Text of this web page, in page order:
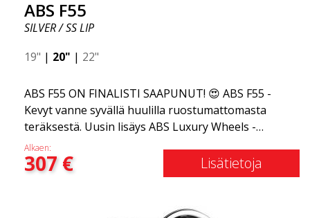
ABS F55
SILVER / SS LIP
19" | 20" | 22"
ABS F55 ON FINALISTI SAAPUNUT! 😍 ABS F55 -
Kevyt vanne syvällä huulilla ruostumattomasta
teräksestä. Uusin lisäys ABS Luxury Wheels -
perheeseen on saapunut, toivotamme
tervetulleeksi ABS F55:n - markkinoiden
tyylikkäimmän kesävanteen. Jos olet tottunut
on sinua varten. Tämä muotoilu yhdistää klassisen
Alkaen:
307€ Lisätietoja